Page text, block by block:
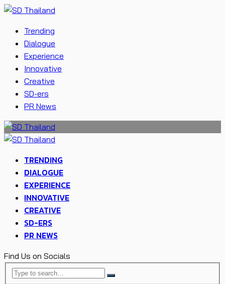
Trending
Dialogue
Experience
Innovative
Creative
SD-ers
PR News
TRENDING
DIALOGUE
EXPERIENCE
INNOVATIVE
CREATIVE
SD-ERS
PR NEWS
Find Us on Socials